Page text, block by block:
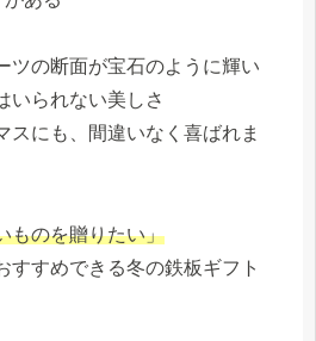
ツの断面が宝石のように輝い
いられない美しさ
スにも、間違いなく喜ばれま
ものを贈りたい」
すすめできる冬の鉄板ギフト